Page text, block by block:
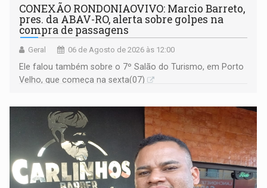
CONEXÃO RONDONIAOVIVO: Marcio Barreto,
pres. da ABAV-RO, alerta sobre golpes na
compra de passagens
Geral 06 de Agosto de 2026 às 12:00
Ele falou também sobre o 7º Salão do Turismo, em Porto
Velho, que começa na sexta(07)